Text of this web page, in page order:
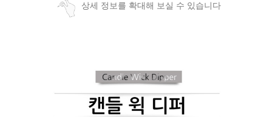
상세 정보를 확대해 보실 수 있습니다